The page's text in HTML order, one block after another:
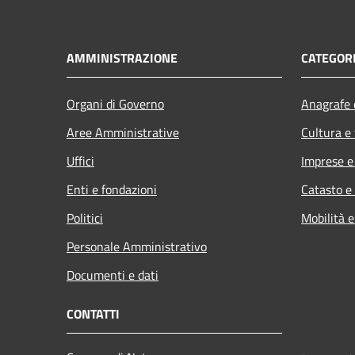
AMMINISTRAZIONE
Organi di Governo
Aree Amministrative
Uffici
Enti e fondazioni
Politici
Personale Amministrativo
Documenti e dati
Cultura
Imprese
Catasto
Mobilità
CONTATTI